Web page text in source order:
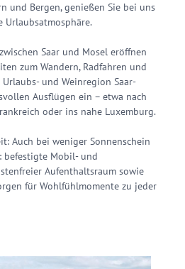
und Bergen, genießen Sie bei uns
Urlaubsatmosphäre.
Saar und Mosel eröffnen
zum Wandern, Radfahren und
und Weinregion Saar-
Ausflügen ein – etwa nach
oder ins nahe Luxemburg.
Auch bei weniger Sonnenschein
befestigte Mobil- und
Aufenthaltsraum sowie
für Wohlfühlmomente zu jeder